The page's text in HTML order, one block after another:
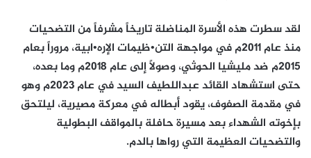
لقد سطرت هذه الأسرة المناضلة تاريخاً مشرفاً من التضحيات
منذ عام 2011م في مواجهة التن•ظيمات الإره•ابية، مروراً بعام
2015م ضد مليشيا الحوثي، وصولاً إلى عام 2018م وما بعده،
حتى استشهاد القائد عبداللطيف السيد في عام 2023م وهو
في مقدمة الصفوف، يقود أبطاله في معركة مصيرية، ليلتحق
بإخوته الشهداء بعد مسيرة حافلة بالمواقف البطولية
والتضحيات العظيمة التي رواها بالدم.